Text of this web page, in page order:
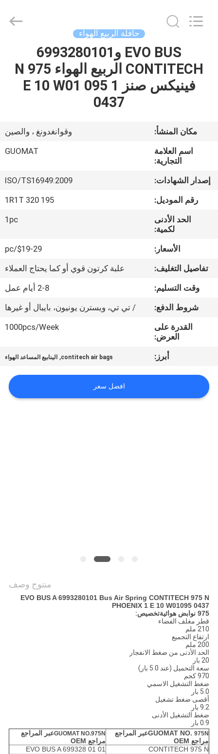
الصفحة
الرئيسية
معلومات
جولة
المعمل
مراقبة
الجودة
اتصل
خريطة
الموقع
حافلة الربيع الهواء
EVO BUS و6993280101
CONTITECH الربيع الهواء 975 N
فينيكس صنز 1 E 10 W01 095
0437
مكان المنشأ:
وقوانغدونغ ، والصين
اسم العلامة
التجارية:
GUOMAT
إصدار الشهادات:
ISO/TS16949:2009
رقم الموديل:
1R1T 320 195
الحد الأدنى
لكمية:
1pc
الأسعار:
$19-29/pc
تفاصيل التغليف:
علبة كرتون قوي أو كما يحتاج العملاء
وقت التسليم:
2-8 أيام عمل
شروط الدفع:
/ تي تي، ويسترن يونيون، بايبال أو غيرها
القدرة على
العرض:
1000pcs/Week
أبرز: contitech air bags
, الينابيع المساعد الهواء
افضل سعر
منتوج وصف
EVO BUS A 6993280101 Bus Air Spring CONTITECH 975 N
PHOENIX 1 E 10 W01095 0437
975 نوابض هوائية
تخصيص:
قطر مغلف الفضاء
210 ملم
ارتفاع التجميع
200 ملم
الحد الأدنى من ضغط الانفجار
20 بار
سعة التحميل (عند 5.0 بار)
970 كجم
ضغط التشغيل الاسمي
5.0 بار
أقصى ضغط تشغيل
9.2 بار
ضغط التشغيل الأدنى
0.9 بار
GUOMAT NO.975N
عبر المراجع
مراجع OEM
GUOMAT NO.975Nعبر المراجع
مراجع OEM
CONTITECH 975 N
EVO BUS A 699328 01 01